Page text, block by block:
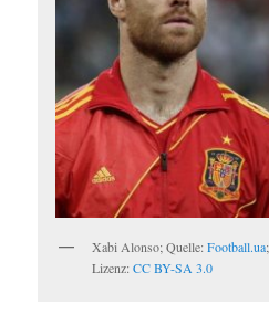
Xabi Alonso; Quelle:Football.ua;
Lizenz:CC BY-SA 3.0